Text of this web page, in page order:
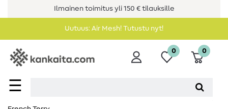
Ilmainen toimitus yli 150 € tilauksille
Uutuus: Air Mesh! Tutustu nyt!
☰
0 0